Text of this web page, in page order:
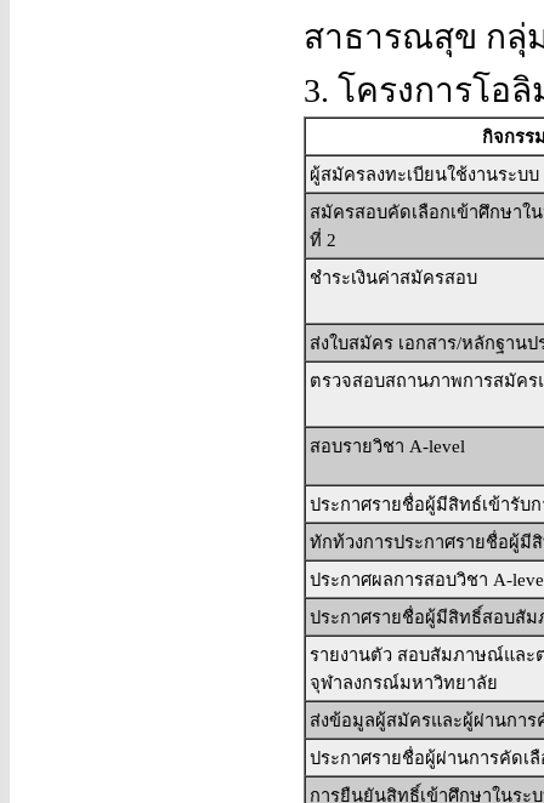
สาธารณสุข กลุ่
3. โครงการโอ
กิจกรร
ผู้สมัครลงทะเบียนใช้งานระบบ
สมัครสอบคัดเลือกเข้าศึกษา
ที่ 2
ชำระเงินค่าสมัครสอบ
ส่งใบสมัคร เอกสาร/หลักฐาน
ตรวจสอบสถานภาพการสมัคร
สอบรายวิชา A-level
ประกาศรายชื่อผู้มีสิทธ์เข้ารับ
ทักท้วงการประกาศรายชื่อผู้มี
ประกาศผลการสอบวิชา A-
ประกาศรายชื่อผู้มีสิทธิ์สอบสั
รายงานตัว สอบสัมภาษณ์แล
จุฬาลงกรณ์มหาวิทยาลัย
ส่งข้อมูลผู้สมัครและผู้ผ่านการ
ประกาศรายชื่อผู้ผ่านการคัดเ
การยืนยันสิทธิ์เข้าศึกษาในระ